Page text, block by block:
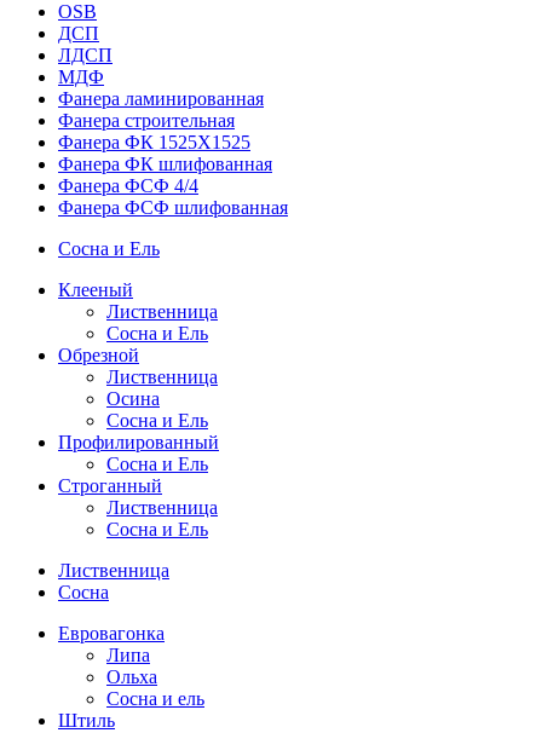
OSB
ДСП
ЛДСП
МДФ
Фанера ламинированная
Фанера строительная
Фанера ФК 1525Х1525
Фанера ФК шлифованная
Фанера ФСФ 4/4
Фанера ФСФ шлифованная
Сосна и Ель
Клееный
Лиственница
Сосна и Ель
Обрезной
Лиственница
Осина
Сосна и Ель
Профилированный
Сосна и Ель
Строганный
Лиственница
Сосна и Ель
Лиственница
Сосна
Евровагонка
Липа
Ольха
Сосна и ель
Штиль